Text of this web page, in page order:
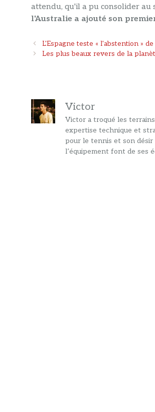
attendu, qu'il a pu consolider au
l'Australie a ajouté son
Navigation
des
L'Espagne teste « l'abstention »
Les plus beaux revers de la
Victor
Victor a troqué les
expertise technique et
pour le tennis et son désir
l’équipement font de ses